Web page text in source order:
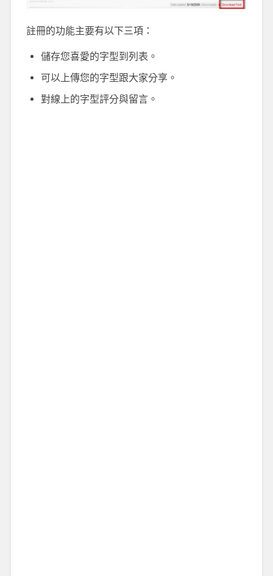
註冊的功能主要有以下三項：
儲存您喜愛的字型到列表。
可以上傳您的字型跟大家分享。
對線上的字型評分與留言。